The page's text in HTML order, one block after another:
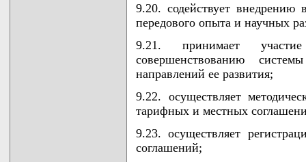
9.20. содействует внедрению
передового опыта и научных
9.21. принимает
совершенствованию
направлений ее развития;
9.22. осуществляет
тарифных и местных
9.23. осуществляет
соглашений;